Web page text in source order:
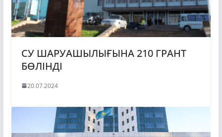
СУ ШАРУАШЫЛЫҒЫНА 210 ГРАНТ
БӨЛІНДІ
20.07.2024